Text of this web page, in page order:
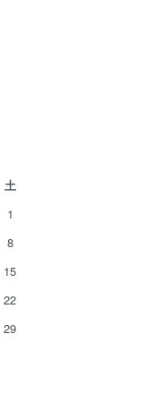
土
1
8
15
22
29